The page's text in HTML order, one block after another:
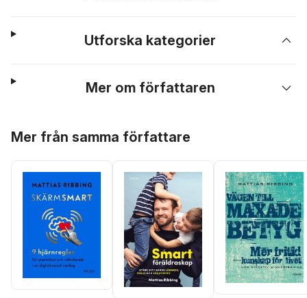
Utforska kategorier
Mer om författaren
Mer från samma författare